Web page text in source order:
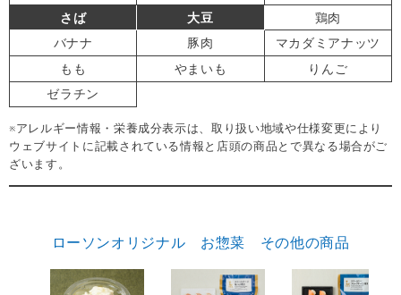
さば
大豆
鶏肉
バナナ
豚肉
マカダミアナッツ
もも
やまいも
りんご
ゼラチン
※アレルギー情報・栄養成分表示は、取り扱い地域や仕様変更により
ウェブサイトに記載されている情報と店頭の商品とで異なる場合がご
ざいます。
ローソンオリジナル お惣菜 その他の商品